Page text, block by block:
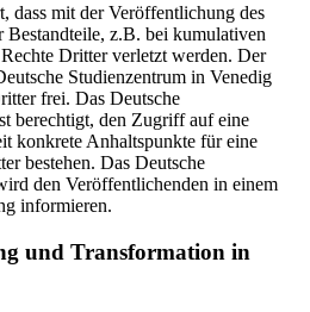
dass mit der Veröffentlichung des
Bestandteile, z.B. bei kumulativen
Dritter verletzt werden. Der
Studienzentrum in Venedig
frei. Das Deutsche
berechtigt, den Zugriff auf eine
konkrete Anhaltspunkte für eine
bestehen. Das Deutsche
den Veröffentlichenden in einem
informieren.
und Transformation in